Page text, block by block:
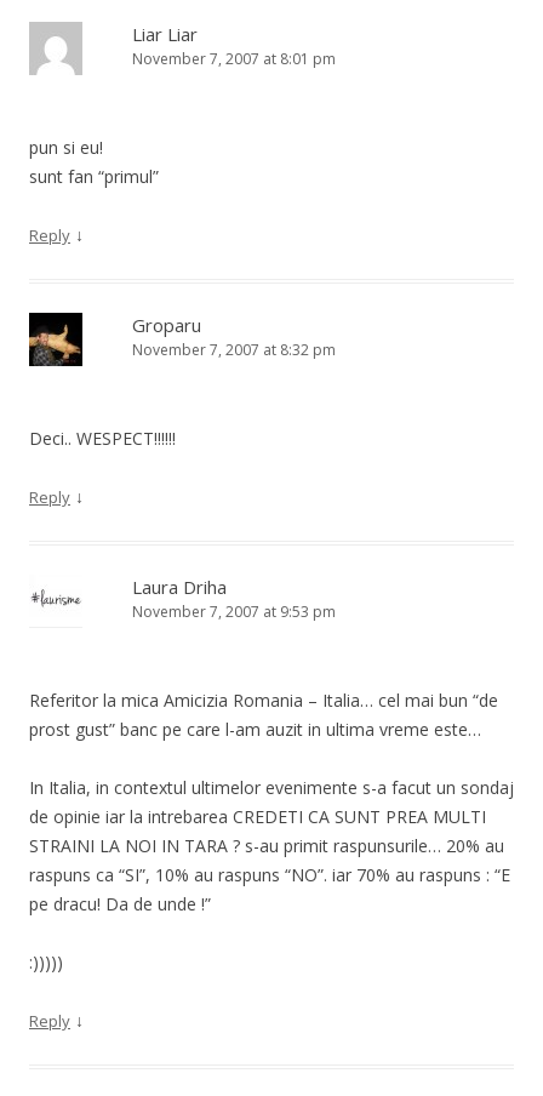
Liar Liar
November 7, 2007 at 8:01 pm
pun si eu!
sunt fan “primul”
Reply ↓
Groparu
November 7, 2007 at 8:32 pm
Deci.. WESPECT!!!!!!
Reply ↓
Laura Driha
November 7, 2007 at 9:53 pm
Referitor la mica Amicizia Romania – Italia… cel mai bun “de
prost gust” banc pe care l-am auzit in ultima vreme este…
In Italia, in contextul ultimelor evenimente s-a facut un sondaj
de opinie iar la intrebarea CREDETI CA SUNT PREA MULTI
STRAINI LA NOI IN TARA ? s-au primit raspunsurile… 20% au
raspuns ca “SI”, 10% au raspuns “NO”. iar 70% au raspuns : “E
pe dracu! Da de unde !”
:)))))
Reply ↓